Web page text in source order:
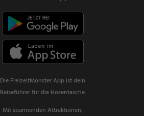
Die FreizeitMonster App ist dein
Reiseführer für die Hosentasche.
Mit spannenden Attraktionen,